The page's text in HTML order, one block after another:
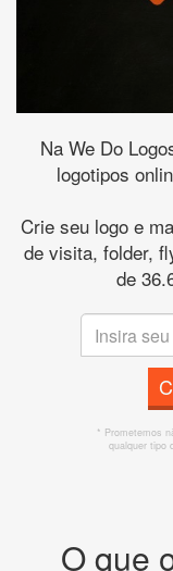
Na We Do
logotipos
Crie seu logo e
de visita, folder,
de
* Prometemos
qualquer tipo
O que